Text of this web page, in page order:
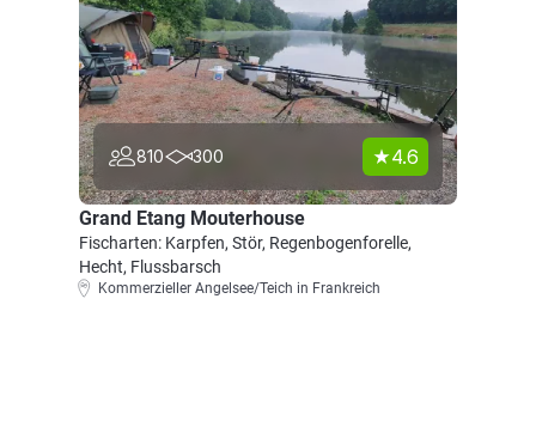
810 300 4.6
Grand Etang Mouterhouse
Fischarten: Karpfen, Stör, Regenbogenforelle,
Hecht, Flussbarsch
Kommerzieller Angelsee/Teich in Frankreich